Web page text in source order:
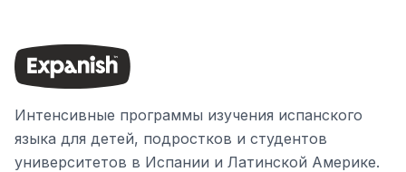
Интенсивные программы изучения испанского
языка для детей, подростков и студентов
университетов в Испании и Латинской Америке.